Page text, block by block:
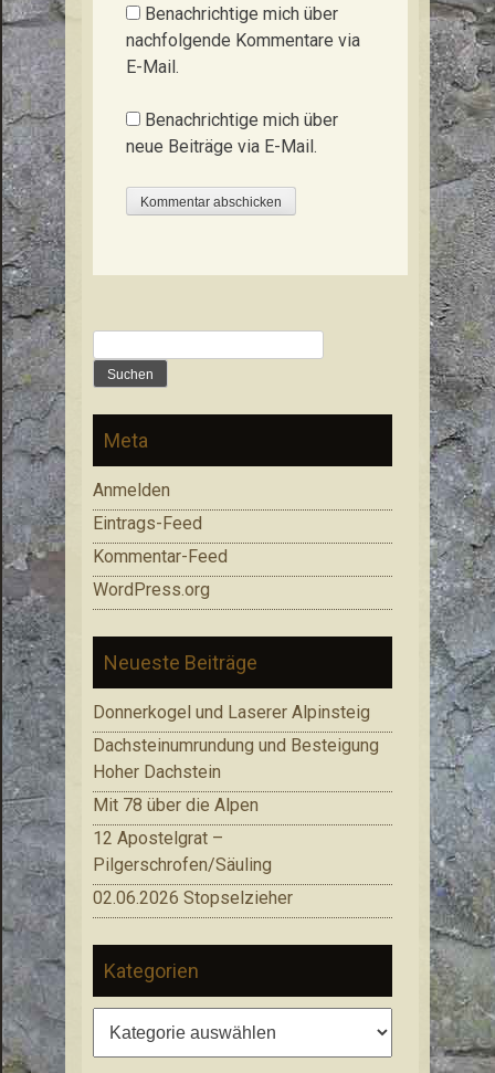
Benachrichtige mich über
nachfolgende Kommentare via
E-Mail.
Benachrichtige mich über
neue Beiträge via E-Mail.
nach:
Meta
Anmelden
Eintrags-Feed
Kommentar-Feed
WordPress.org
Neueste Beiträge
Donnerkogel und Laserer Alpinsteig
Dachsteinumrundung und Besteigung
Hoher Dachstein
Mit 78 über die Alpen
12 Apostelgrat –
Pilgerschrofen/Säuling
02.06.2026 Stopselzieher
Kategorien